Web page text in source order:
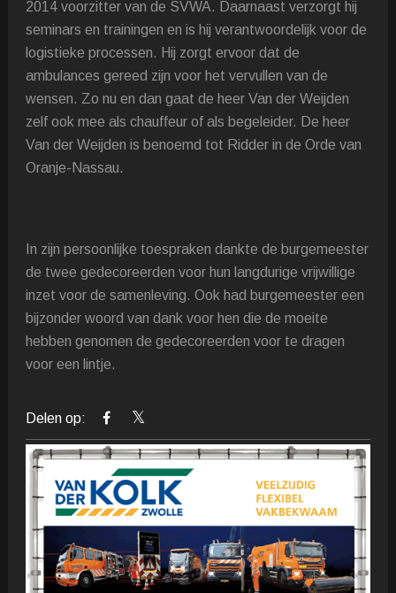
2014 voorzitter van de SVWA. Daarnaast verzorgt hij
seminars en trainingen en is hij verantwoordelijk voor de
logistieke processen. Hij zorgt ervoor dat de
ambulances gereed zijn voor het vervullen van de
wensen. Zo nu en dan gaat de heer Van der Weijden
zelf ook mee als chauffeur of als begeleider. De heer
Van der Weijden is benoemd tot Ridder in de Orde van
Oranje-Nassau.
In zijn persoonlijke toespraken dankte de burgemeester
de twee gedecoreerden voor hun langdurige vrijwillige
inzet voor de samenleving. Ook had burgemeester een
bijzonder woord van dank voor hen die de moeite
hebben genomen de gedecoreerden voor te dragen
voor een lintje.
Delen op: